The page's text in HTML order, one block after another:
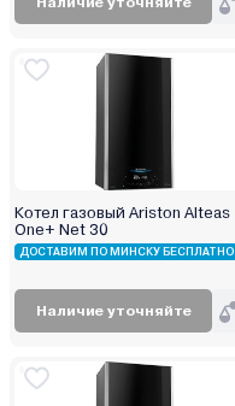
Котел газовый Ariston Alteas
One+ Net 30
ДОСТАВИМ ПО МИНСКУ БЕСПЛАТНО
Наличие уточняйте